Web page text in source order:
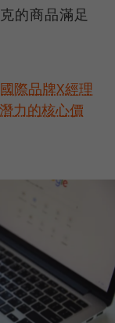
的商品滿足
際品牌X經理
力的核心價